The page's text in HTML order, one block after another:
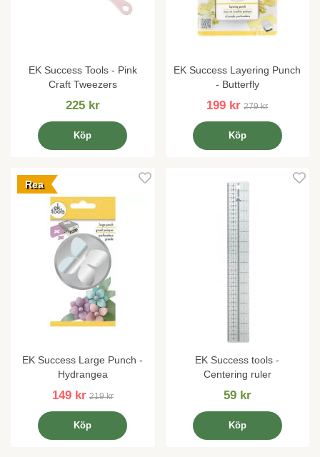
EK Success Tools - Pink
Craft Tweezers
225 kr
Köp
EK Success Layering Punch
- Butterfly
199 kr 279 kr
Köp
Rea
EK Success Large Punch -
Hydrangea
149 kr 219 kr
Köp
EK Success tools -
Centering ruler
59 kr
Köp